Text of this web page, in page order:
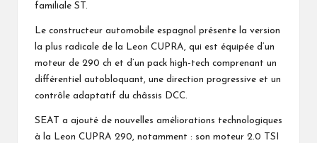
familiale ST.
Le constructeur automobile espagnol présente la version
la plus radicale de la Leon CUPRA, qui est équipée d’un
moteur de 290 ch et d’un pack high-tech comprenant un
différentiel autobloquant, une direction progressive et un
contrôle adaptatif du châssis DCC.
SEAT a ajouté de nouvelles améliorations technologiques
à la Leon CUPRA 290, notamment : son moteur 2.0 TSI